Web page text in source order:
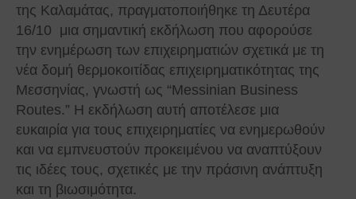
της Καλαμάτας, πραγματοποιήθηκε τη Δευτέρα
16/10 μια σημαντική εκδήλωση που αφορούσε
την ενημέρωση των επιχειρηματιών σχετικά με τη
νέα δομή θερμοκοιτίδας επιχειρηματικότητας της
Μεσσηνίας, γνωστή ως “Messinian Business
Routes.” Η εκδήλωση αυτή αποτέλεσε μια
ευκαιρία για τους επιχειρηματίες να ενημερωθούν
και να εμπνευστούν προκειμένου να αναπτύξουν
τις ιδέες τους, σχετικές με την πράσινη ανάπτυξη
και τη βιωσιμότητα.